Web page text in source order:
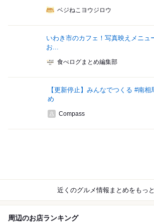
ベジねこヨウジロウ
いわき市のカフェ！写真映えメニュ
お...
食べログまとめ編集部
【更新停止】みんなでつくる #南
め
Compass
近くのグルメ情報まとめをもっ
周辺のお店ランキング